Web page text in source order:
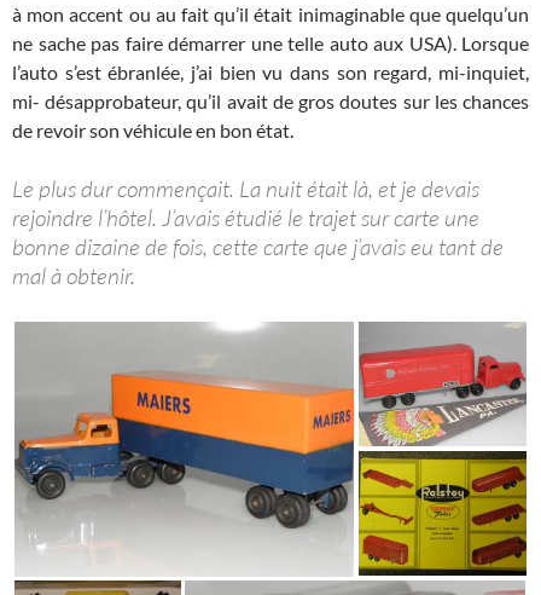
à mon accent ou au fait qu’il était inimaginable que quelqu’un
ne sache pas faire démarrer une telle auto aux USA). Lorsque
l’auto s’est ébranlée, j’ai bien vu dans son regard, mi-inquiet,
mi- désapprobateur, qu’il avait de gros doutes sur les chances
de revoir son véhicule en bon état.
Le plus dur commençait. La nuit était là, et je devais
rejoindre l’hôtel. J’avais étudié le trajet sur carte une
bonne dizaine de fois, cette carte que j’avais eu tant de
mal à obtenir.